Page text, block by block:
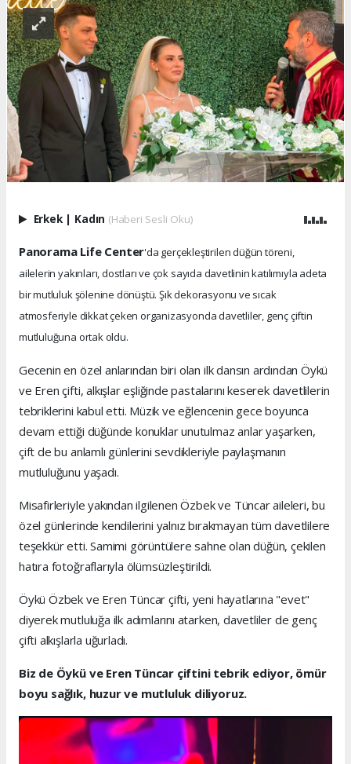
Erkek | Kadın (Haberi Sesli Oku)
Panorama Life Center'da gerçekleştirilen düğün töreni,
ailelerin yakınları, dostları ve çok sayıda davetlinin katılımıyla adeta
bir mutluluk şölenine dönüştü. Şık dekorasyonu ve sıcak
atmosferiyle dikkat çeken organizasyonda davetliler, genç çiftin
mutluluğuna ortak oldu.
Gecenin en özel anlarından biri olan ilk dansın ardından Öykü
ve Eren çifti, alkışlar eşliğinde pastalarını keserek davetlilerin
tebriklerini kabul etti. Müzik ve eğlencenin gece boyunca
devam ettiği düğünde konuklar unutulmaz anlar yaşarken,
çift de bu anlamlı günlerini sevdikleriyle paylaşmanın
mutluluğunu yaşadı.
Misafirleriyle yakından ilgilenen Özbek ve Tüncar aileleri, bu
özel günlerinde kendilerini yalnız bırakmayan tüm davetlilere
teşekkür etti. Samimi görüntülere sahne olan düğün, çekilen
hatıra fotoğraflarıyla ölümsüzleştirildi.
Öykü Özbek ve Eren Tüncar çifti, yeni hayatlarına "evet"
diyerek mutluluğa ilk adımlarını atarken, davetliler de genç
çifti alkışlarla uğurladı.
Biz de Öykü ve Eren Tüncar çiftini tebrik ediyor, ömür
boyu sağlık, huzur ve mutluluk diliyoruz.